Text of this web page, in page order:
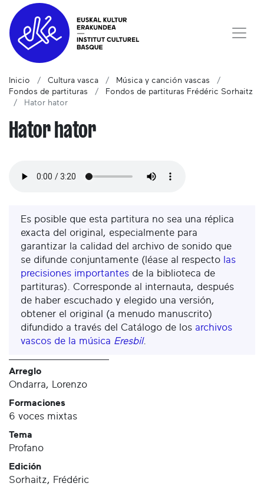
Inicio Cultura vasca
Música y canción vascas
Fondos de partituras
Fondos de partituras Frédéric Sorhaitz
Hator hator
Hator hator
Es posible que esta partitura no sea una réplica
exacta del original, especialmente para
garantizar la calidad del archivo de sonido que
se difunde conjuntamente (léase al respecto las
precisiones importantes de la biblioteca de
partituras). Corresponde al internauta, después
de haber escuchado y elegido una versión,
obtener el original (a menudo manuscrito)
difundido a través del Catálogo de los archivos
vascos de la música Eresbil.
Arreglo
Ondarra, Lorenzo
Formaciones
6 voces mixtas
Tema
Profano
Edición
Sorhaitz, Frédéric